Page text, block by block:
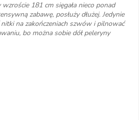
181 cm sięgała nieco ponad
zabawę, posłuży dłużej. Jedynie
na zakończeniach szwów i pilnować
bo można sobie dół peleryny